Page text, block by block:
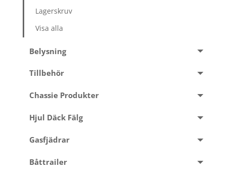
Lagerskruv
Visa alla
Belysning
Tillbehör
Chassie Produkter
Hjul Däck Fälg
Gasfjädrar
Båttrailer